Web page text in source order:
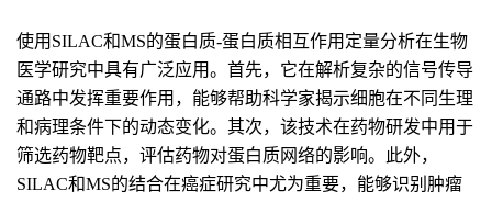
使用SILAC和MS的蛋白质-蛋白质相互作用定量分析在生物
医学研究中具有广泛应用。首先，它在解析复杂的信号传导
通路中发挥重要作用，能够帮助科学家揭示细胞在不同生理
和病理条件下的动态变化。其次，该技术在药物研发中用于
筛选药物靶点，评估药物对蛋白质网络的影响。此外，
SILAC和MS的结合在癌症研究中尤为重要，能够识别肿瘤